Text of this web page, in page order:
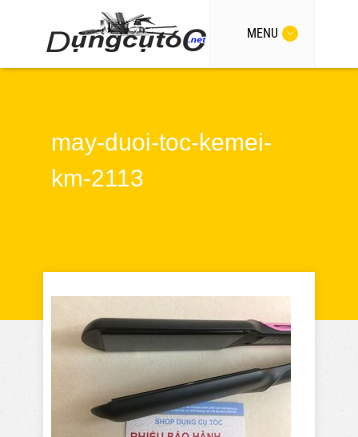
MENU
may-duoi-toc-kemei-
km-2113